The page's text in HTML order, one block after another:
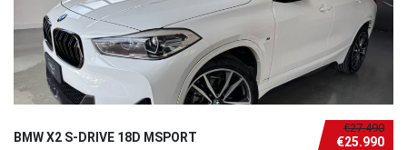
€27.490
€25.990
BMW X2 S-DRIVE 18D MSPORT